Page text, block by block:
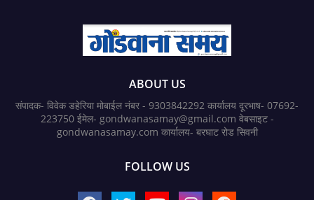
ABOUT US
संपादक- विवेक डहेरिया मोबाईल नंबर - 9303842292 कार्यालय दूरभाष- 07692-
223750 ईमेल- gondwanasamay@gmail.com वेबसाइट -
gondwanasamay.com कार्यालय- बरघाट रोड सिवनी
FOLLOW US